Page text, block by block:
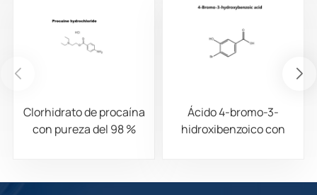
Clorhidrato de procaína
con pureza del 98 %
Ácido 4-bromo-3-
hidroxibenzoico con